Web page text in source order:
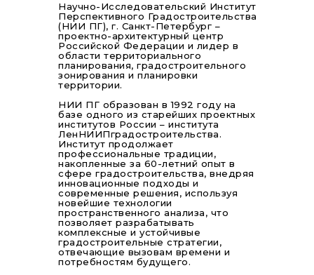
Научно-Исследовательский Институт
Перспективного Градостроительства
(НИИ ПГ), г. Санкт-Петербург –
проектно-архитектурный центр
Российской Федерации и лидер в
области территориального
планирования, градостроительного
зонирования и планировки
территории.
НИИ ПГ образован в 1992 году на
базе одного из старейших проектных
институтов России – института
ЛенНИИПградостроительства.
Институт продолжает
профессиональные традиции,
накопленные за 60-летний опыт в
сфере градостроительства, внедряя
инновационные подходы и
современные решения, используя
новейшие технологии
пространственного анализа, что
позволяет разрабатывать
комплексные и устойчивые
градостроительные стратегии,
отвечающие вызовам времени и
потребностям будущего.